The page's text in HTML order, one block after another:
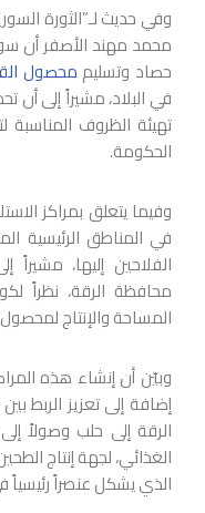
وفي حديث لـ”الثورة
محمد مهند الأصفر أن
حصاد وتسليم محصول
في البلاد، مشيراً إلى
تهيئة الظروف
الحكومة.
وفيما يتعلق بمراكز
في المناطق الرئيسية
الفلاحين إليها،
محافظة الرقة، نظراً
المساحة والإنتاج
وبيّن أن إنشاء هذه
إضافة إلى تعزيز الربط
الرقة إلى حلب وصولاً
الغذائي، لجهة إنتاج
الذي يشكل عنصراً رئيسياً